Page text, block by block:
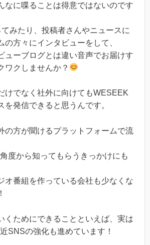
なに喋ることは得意ではないのです
みたり、投稿者さんやニュースに
の方々にインタビューをして、
ューブログとは違い音声でお届けす
クしませんか？
けでなく社外に向けてもWESEEK
を発信できると思うんです。
の方が聞けるプラットフォームで流
度から知ってもらうきっかけにも
オ番組を作っている会社も少なくな
くためにできることといえば、実は
SNSの強化も進めています！